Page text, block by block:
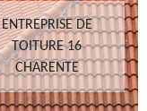
ENTREPRISE DE
TOITURE 16
CHARENTE